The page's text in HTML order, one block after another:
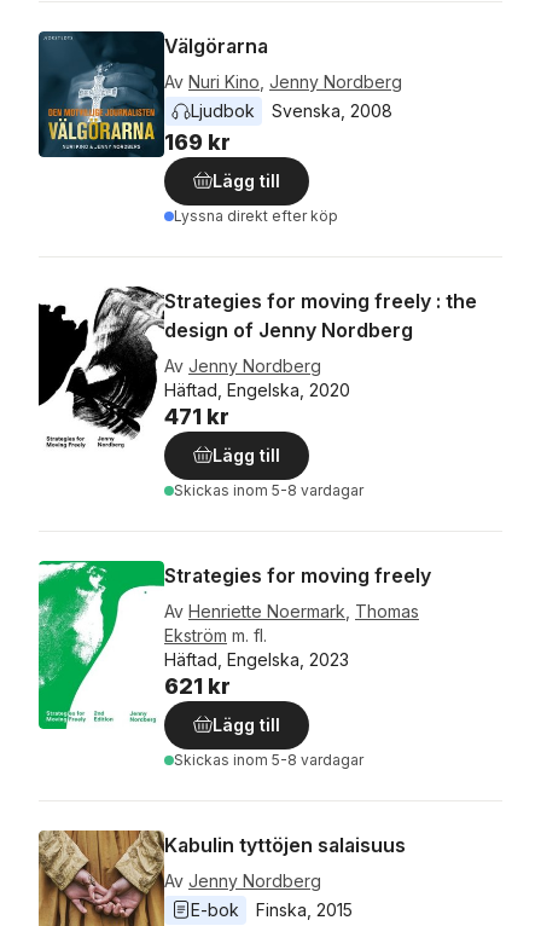
Välgörarna
Av Nuri Kino Jenny Nordberg
Ljudbok
Svenska 2008
169 kr
Lägg till
Lyssna direkt efter köp
Strategies for moving freely : the
design of Jenny Nordberg
Av Jenny Nordberg
Häftad, Engelska, 2020
471 kr
Lägg till
Skickas inom 5-8 vardagar
Strategies for moving freely
Av Henriette Noermark Thomas
Ekström m. fl.
Häftad, Engelska, 2023
621 kr
Lägg till
Skickas inom 5-8 vardagar
Kabulin tyttöjen salaisuus
Av Jenny Nordberg
E-bok
Finska 2015